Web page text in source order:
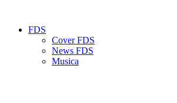
FDS
Cover FDS
News FDS
Musica